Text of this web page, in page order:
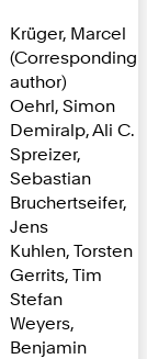
Krüger, Marcel
(Corresponding
author)
Oehrl, Simon
Demiralp, Ali C.
Spreizer,
Sebastian
Bruchertseifer,
Jens
Kuhlen, Torsten
Gerrits, Tim
Stefan
Weyers,
Benjamin